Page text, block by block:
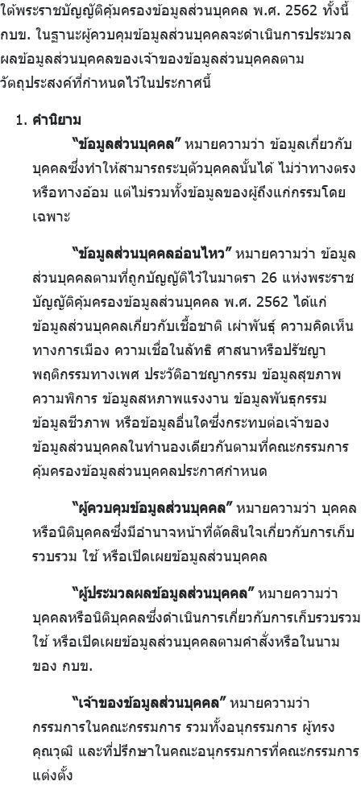
ใต้พระราชบัญญัติคุ้มครองข้อมูลส่วนบุคคล พ.ศ. 2562 ทั้งนี้
กบข. ในฐานะผู้ควบคุมข้อมูลส่วนบุคคลจะดำเนินการประมวล
ผลข้อมูลส่วนบุคคลของเจ้าของข้อมูลส่วนบุคคลตาม
วัตถุประสงค์ที่กำหนดไว้ในประกาศนี้
คำนิยาม
“ข้อมูลส่วนบุคคล”หมายความว่า ข้อมูลเกี่ยวกับ
บุคคลซึ่งทำให้สามารถระบุตัวบุคคลนั้นได้ ไม่ว่าทางตรง
หรือทางอ้อม แต่ไม่รวมทั้งข้อมูลของผู้ถึงแก่กรรมโดย
เฉพาะ
“ข้อมูลส่วนบุคคลอ่อนไหว”หมายความว่า ข้อมูล
ส่วนบุคคลตามที่ถูกบัญญัติไว้ในมาตรา 26 แห่งพระราช
บัญญัติคุ้มครองข้อมูลส่วนบุคคล พ.ศ. 2562 ได้แก่
ข้อมูลส่วนบุคคลเกี่ยวกับเชื้อชาติ เผ่าพันธุ์ ความคิดเห็น
ทางการเมือง ความเชื่อในลัทธิ ศาสนาหรือปรัชญา
พฤติกรรมทางเพศ ประวัติอาชญากรรม ข้อมูลสุขภาพ
ความพิการ ข้อมูลสหภาพแรงงาน ข้อมูลพันธุกรรม
ข้อมูลชีวภาพ หรือข้อมูลอื่นใดซึ่งกระทบต่อเจ้าของ
ข้อมูลส่วนบุคคลในทำนองเดียวกันตามที่คณะกรรมการ
คุ้มครองข้อมูลส่วนบุคคลประกาศกำหนด
“ผู้ควบคุมข้อมูลส่วนบุคคล”หมายความว่า บุคคล
หรือนิติบุคคลซึ่งมีอำนาจหน้าที่ตัดสินใจเกี่ยวกับการเก็บ
รวบรวม ใช้ หรือเปิดเผยข้อมูลส่วนบุคคล
“ผู้ประมวลผลข้อมูลส่วนบุคคล”หมายความว่า
บุคคลหรือนิติบุคคลซึ่งดำเนินการเกี่ยวกับการเก็บรวบรวม
ใช้ หรือเปิดเผยข้อมูลส่วนบุคคลตามคำสั่งหรือในนาม
ของ กบข.
“เจ้าของข้อมูลส่วนบุคคล”หมายความว่า
กรรมการในคณะกรรมการ รวมทั้งอนุกรรมการ ผู้ทรง
คุณวุฒิ และที่ปรึกษาในคณะอนุกรรมการที่คณะกรรมการ
แต่งตั้ง